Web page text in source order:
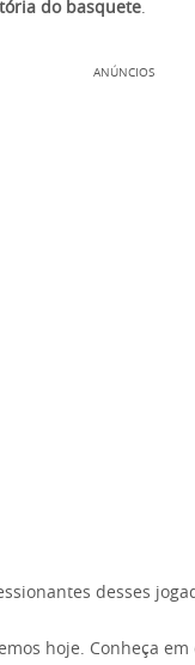
do basquete.
ANÚNCIOS
desses
hoje. Conheça